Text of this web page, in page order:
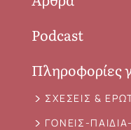
Podcast
Πληροφορίες
ΣΧΕΣΕΙΣ &
ΓΟΝΕΙΣ-